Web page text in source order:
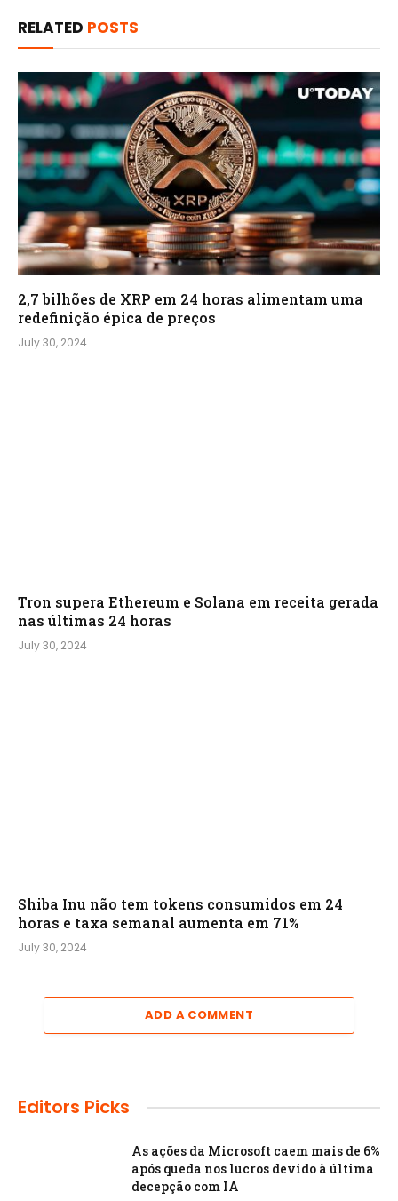
RELATED POSTS
2,7 bilhões de XRP em 24 horas alimentam uma
redefinição épica de preços
July 30, 2024
Tron supera Ethereum e Solana em receita gerada
nas últimas 24 horas
July 30, 2024
Shiba Inu não tem tokens consumidos em 24
horas e taxa semanal aumenta em 71%
July 30, 2024
ADD A COMMENT
Editors Picks
As ações da Microsoft caem mais de 6%
após queda nos lucros devido à última
decepção com IA